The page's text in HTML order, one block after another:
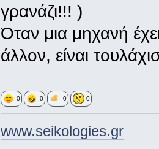
γρανάζι!!! )
Όταν μια μηχανή
άλλον, είναι
0 0 0 0
www.seikologies.gr